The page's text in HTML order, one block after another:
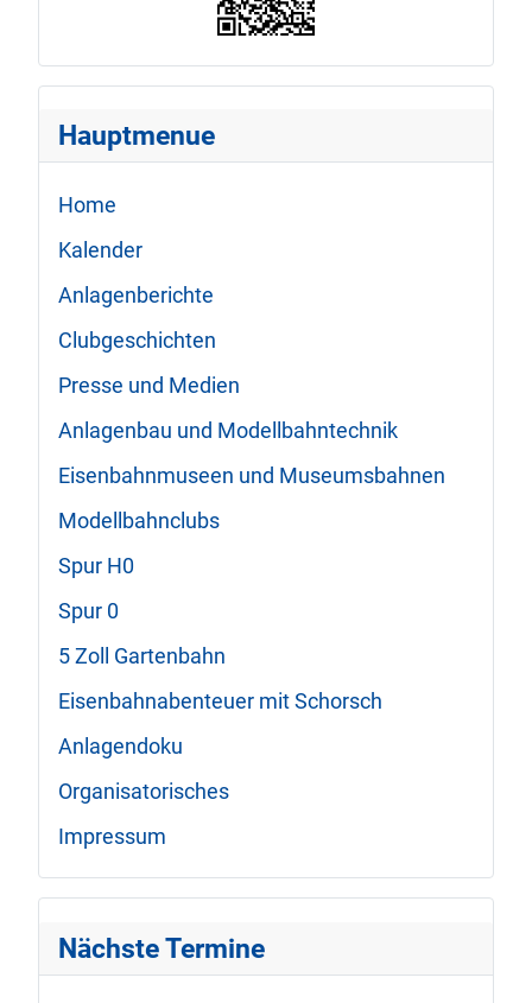
Hauptmenue
Home
Kalender
Anlagenberichte
Clubgeschichten
Presse und Medien
Anlagenbau und Modellbahntechnik
Eisenbahnmuseen und Museumsbahnen
Modellbahnclubs
Spur H0
Spur 0
5 Zoll Gartenbahn
Eisenbahnabenteuer mit Schorsch
Anlagendoku
Organisatorisches
Impressum
Nächste Termine